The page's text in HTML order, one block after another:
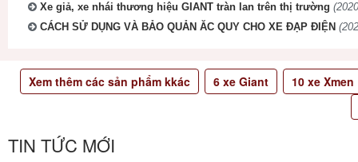
Xe giả, xe nhái thương hiệu GIANT tràn lan trên thị trường
CÁCH SỬ DỤNG VÀ BẢO QUẢN ĂC QUY CHO XE ĐẠP ĐIỆN
Xem thêm các sản phẩm kkác 6xe Giant 10xe Xmen
TIN TỨC MỚI